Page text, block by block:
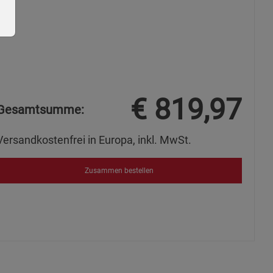
€ 819,97
in Europa, inkl. MwSt.
Zusammen bestellen